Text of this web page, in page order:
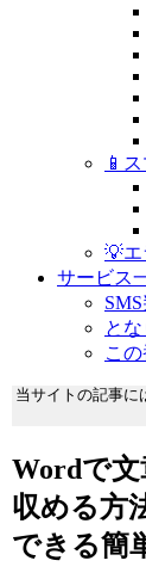
📱
💡
サービス
と
こ
当サイトの記事に
Wordで
収める方
できる簡